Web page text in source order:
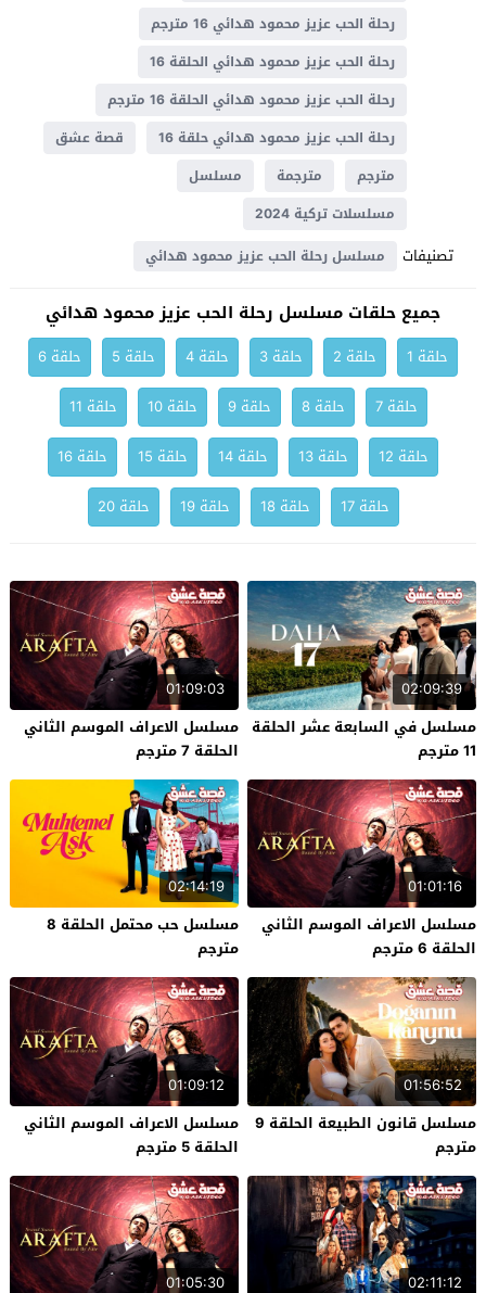
رحلة الحب عزيز محمود هدائي 16 مترجم
رحلة الحب عزيز محمود هدائي الحلقة 16
رحلة الحب عزيز محمود هدائي الحلقة 16 مترجم
رحلة الحب عزيز محمود هدائي حلقة 16
قصة عشق
مترجم
مترجمة
مسلسل
مسلسلات تركية 2024
تصنيفات مسلسل رحلة الحب عزيز محمود هدائي
جميع حلقات مسلسل رحلة الحب عزيز محمود هدائي
حلقة 1 حلقة 2 حلقة 3 حلقة 4 حلقة 5
حلقة 6
حلقة 7
حلقة 8 حلقة 9 حلقة 10
حلقة 11
حلقة 12
حلقة 13 حلقة 14 حلقة 15
حلقة 16
حلقة 17
حلقة 18 حلقة 19 حلقة 20
02:09:39
مسلسل في السابعة عشر الحلقة
11 مترجم
01:09:03
مسلسل الاعراف الموسم الثاني
الحلقة 7 مترجم
01:01:16
مسلسل الاعراف الموسم الثاني
الحلقة 6 مترجم
02:14:19
مسلسل حب محتمل الحلقة 8
مترجم
01:56:52
مسلسل قانون الطبيعة الحلقة 9
مترجم
01:09:12
مسلسل الاعراف الموسم الثاني
الحلقة 5 مترجم
02:11:12
01:05:30